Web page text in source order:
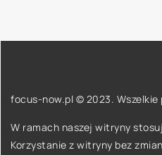
focus-now.pl © 2023. Wszelkie
W ramach naszej witryny
Korzystanie z witryny bez